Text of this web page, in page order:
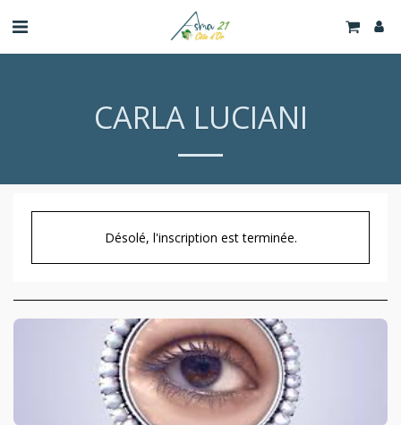
CARLA LUCIANI
Désolé, l'inscription est terminée.